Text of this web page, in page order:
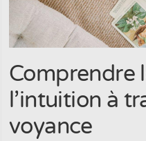
Comprendre
l’intuition à
voyance